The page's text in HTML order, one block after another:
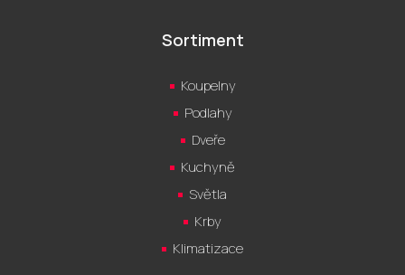
Sortiment
Koupelny
Podlahy
Dveře
Kuchyně
Světla
Krby
Klimatizace